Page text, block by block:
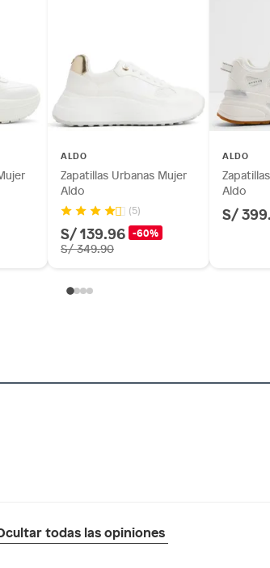
ALDO
Zapatillas Urbanas Mujer
Aldo
(5)
S/ 139.96 -60%
S/ 349.90
ALDO
Aldo
S/
todas las opiniones